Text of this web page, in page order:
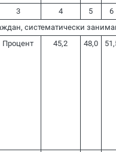
3 4 5 6
систематически
Процент 45,2 48,0